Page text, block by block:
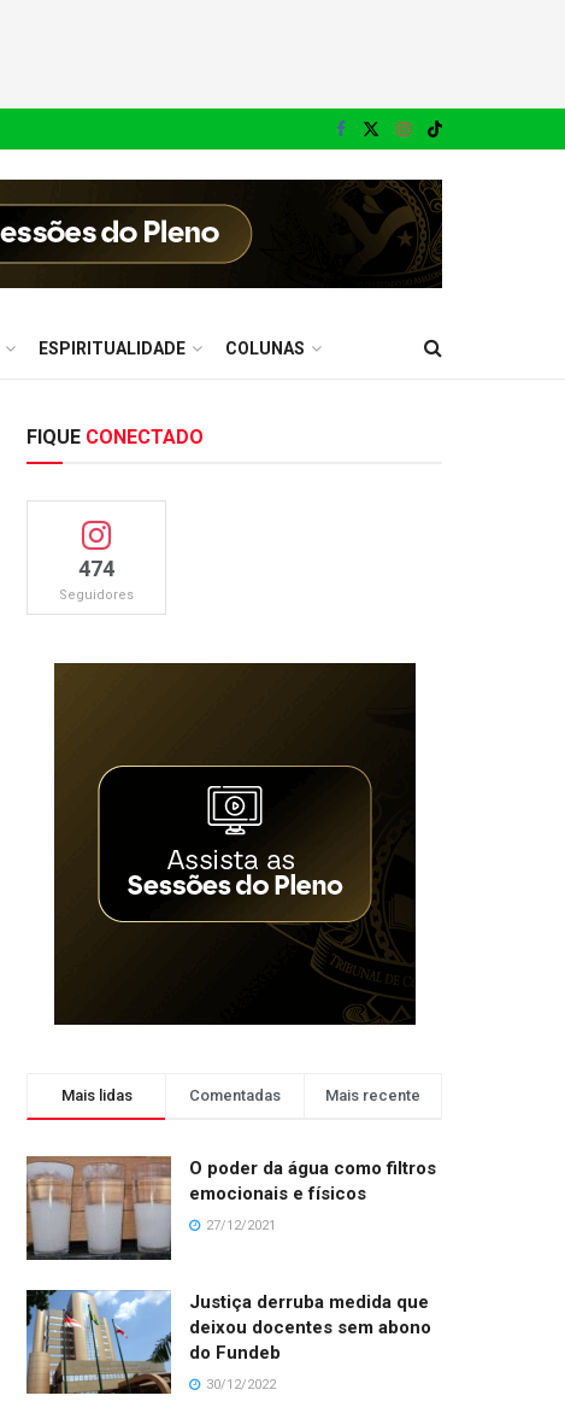
ESPIRITUALIDADE COLUNAS
FIQUE CONECTADO
474
Seguidores
Mais lidas Comentadas Mais recente
O poder da água como filtros
emocionais e físicos
27/12/2021
Justiça derruba medida que
deixou docentes sem abono
do Fundeb
30/12/2022